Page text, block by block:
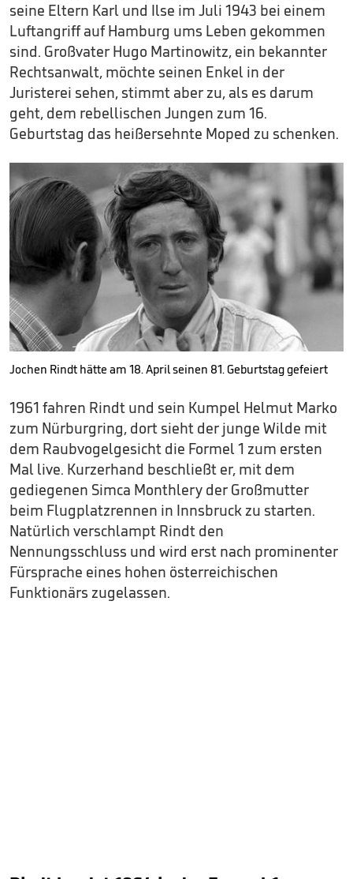
seine Eltern Karl und Ilse im Juli 1943 bei einem
Luftangriff auf Hamburg ums Leben gekommen
sind. Großvater Hugo Martinowitz, ein bekannter
Rechtsanwalt, möchte seinen Enkel in der
Juristerei sehen, stimmt aber zu, als es darum
geht, dem rebellischen Jungen zum 16.
Geburtstag das heißersehnte Moped zu schenken.
Jochen Rindt hätte am 18. April seinen 81. Geburtstag gefeiert
1961 fahren Rindt und sein Kumpel Helmut Marko
zum Nürburgring, dort sieht der junge Wilde mit
dem Raubvogelgesicht die Formel 1 zum ersten
Mal live. Kurzerhand beschließt er, mit dem
gediegenen Simca Monthlery der Großmutter
beim Flugplatzrennen in Innsbruck zu starten.
Natürlich verschlampt Rindt den
Nennungsschluss und wird erst nach prominenter
Fürsprache eines hohen österreichischen
Funktionärs zugelassen.